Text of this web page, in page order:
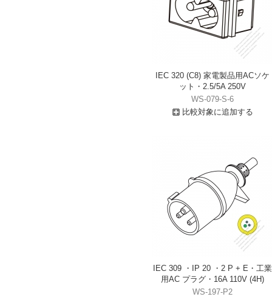
IEC 320 (C8) 家電製品用ACソケ
ット・2.5/5A 250V
WS-079-S-6
比較対象に追加する
IEC 309 ・IP 20 ・2 P + E・工業
用AC プラグ・16A 110V (4H)
WS-197-P2